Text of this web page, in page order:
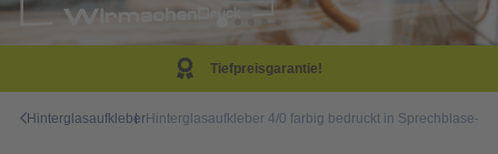
HinterglasaufkleberHinterglasaufkleber 4/0 farbig bedruckt in Sprechblase-